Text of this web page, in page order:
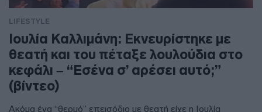
LIFESTYLE
Ιουλία Καλλιμάνη: Εκνευρίστηκε με
θεατή και του πέταξε λουλούδια στο
κεφάλι – “Εσένα σ’ αρέσει αυτό;”
(βίντεο)
Ακόμα ένα “θερμό” επεισόδιο με θεατή είχε η Ιουλία